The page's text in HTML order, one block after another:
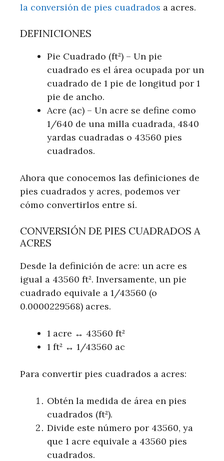
la conversión de pies cuadrados a acres.
DEFINICIONES
Pie Cuadrado (ft²) – Un pie
cuadrado es el área ocupada por un
cuadrado de 1 pie de longitud por 1
pie de ancho.
Acre (ac) – Un acre se define como
1/640 de una milla cuadrada, 4840
yardas cuadradas o 43560 pies
cuadrados.
Ahora que conocemos las definiciones de
pies cuadrados y acres, podemos ver
cómo convertirlos entre sí.
CONVERSIÓN DE PIES CUADRADOS A
ACRES
Desde la definición de acre: un acre es
igual a 43560 ft². Inversamente, un pie
cuadrado equivale a 1/43560 (o
0.0000229568) acres.
1 acre ↔ 43560 ft²
1 ft² ↔ 1/43560 ac
Para convertir pies cuadrados a acres:
Obtén la medida de área en pies
cuadrados (ft²).
Divide este número por 43560, ya
que 1 acre equivale a 43560 pies
cuadrados.